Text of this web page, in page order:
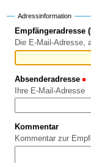
Adressinformation
Empfängeradresse
Die E-Mail-Adresse,
Absenderadresse
Ihre E-Mail-Adresse
Kommentar
Kommentar zur